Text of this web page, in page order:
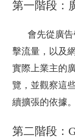
第一階段：
會先從廣告
擊流量，以及
實際上業主的
覽，並觀察這
續擴張的依據。
第二階段：